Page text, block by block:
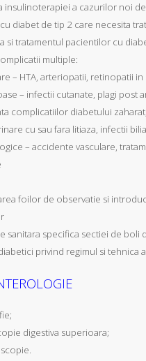
insulinoterapiei a cazurilor noi
diabet de tip 2 care necesita
si tratamentul pacientilor cu
multiple:
– HTA, arteriopatii, retinopatii in
– infectii cutanate, plagi post
complicatiilor diabetului
cu sau fara litiaza, infectii
– accidente vasculare,
foilor de observatie si
sanitara specifica sectiei de boli
privind regimul si tehnica
digestiva superioara;